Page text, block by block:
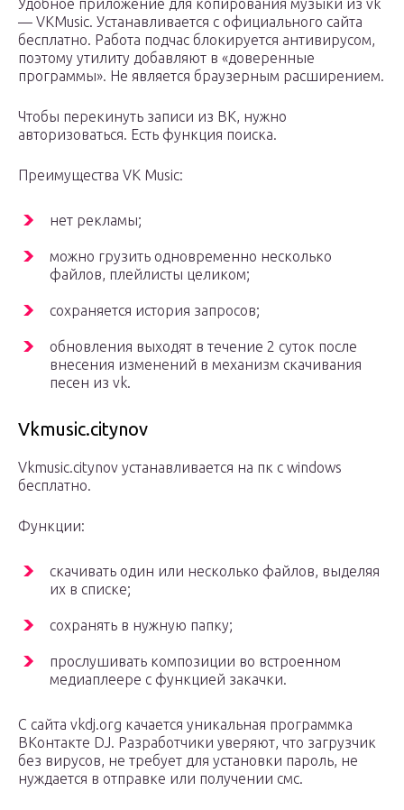
Удобное приложение для копирования музыки из vk
— VKMusic. Устанавливается с официального сайта
бесплатно. Работа подчас блокируется антивирусом,
поэтому утилиту добавляют в «доверенные
программы». Не является браузерным расширением.
Чтобы перекинуть записи из ВК, нужно
авторизоваться. Есть функция поиска.
Преимущества VK Music:
нет рекламы;
можно грузить одновременно несколько
файлов, плейлисты целиком;
сохраняется история запросов;
обновления выходят в течение 2 суток после
внесения изменений в механизм скачивания
песен из vk.
Vkmusic.citynov
Vkmusic.citynov устанавливается на пк с windows
бесплатно.
Функции:
скачивать один или несколько файлов, выделяя
их в списке;
сохранять в нужную папку;
прослушивать композиции во встроенном
медиаплеере с функцией закачки.
С сайта vkdj.org качается уникальная программка
ВКонтакте DJ. Разработчики уверяют, что загрузчик
без вирусов, не требует для установки пароль, не
нуждается в отправке или получении смс.